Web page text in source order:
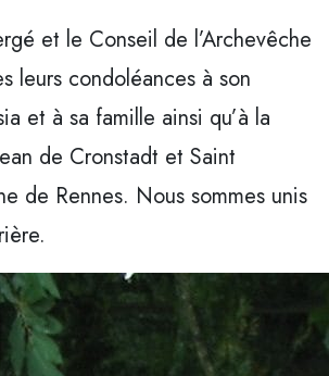
et le Conseil de l’Archevêche
leurs condoléances à son
et à sa famille ainsi qu’à la
de Cronstadt et Saint
de Rennes. Nous sommes unis